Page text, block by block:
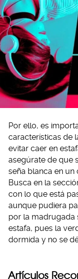
Por ello, es
características de
evitar caer en
asegúrate de que
seña blanca en
Busca en la
con lo que está
aunque pudiera
por la madrugada
estafa, pues la
dormida y no se
Artículos